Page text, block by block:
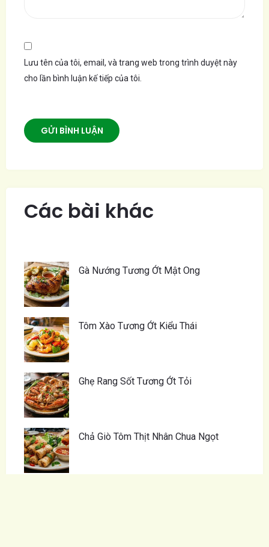
Lưu tên của tôi, email, và trang web trong trình duyệt này
cho lần bình luận kế tiếp của tôi.
Các bài khác
Gà Nướng Tương Ớt Mật Ong
Tôm Xào Tương Ớt Kiểu Thái
Ghẹ Rang Sốt Tương Ớt Tỏi
Chả Giò Tôm Thịt Nhân Chua Ngọt